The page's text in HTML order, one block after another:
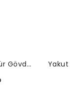
Yakut Küre / Tungsten Karbür Gövde-A-5003-4793